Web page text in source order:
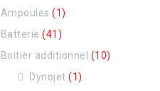
Ampoules (1)
Batterie (41)
Boitier additionnel (10)
Dynojet (1)